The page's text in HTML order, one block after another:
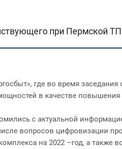
при Пермской
где во время
в качестве
с актуальной
вопросов цифровизации
на 2022 –год, а